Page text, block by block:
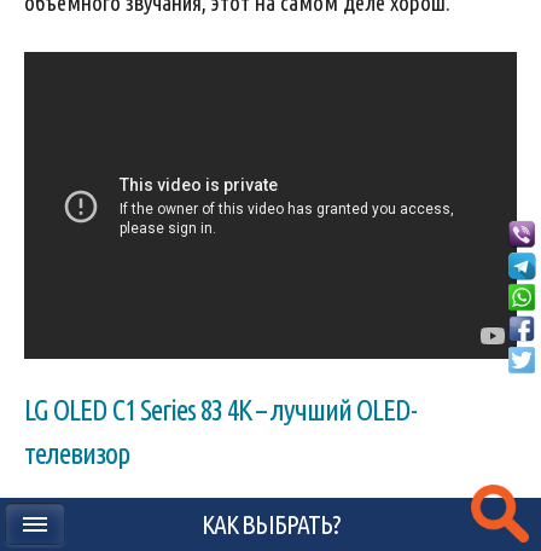
LG OLED C1 Series 83 4K – лучший OLED-
телевизор
Как выбрать / Телевизор
КАК ВЫБРАТЬ?